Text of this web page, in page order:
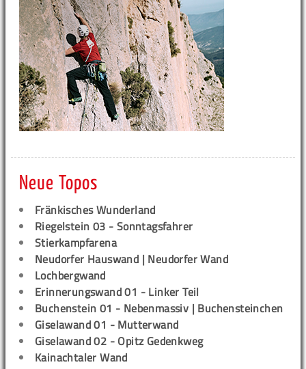
Neue Topos
Fränkisches Wunderland
Riegelstein 03 - Sonntagsfahrer
Stierkampfarena
Neudorfer Hauswand | Neudorfer Wand
Lochbergwand
Erinnerungswand 01 - Linker Teil
Buchenstein 01 - Nebenmassiv | Buchensteinchen
Giselawand 01 - Mutterwand
Giselawand 02 - Opitz Gedenkweg
Kainachtaler Wand